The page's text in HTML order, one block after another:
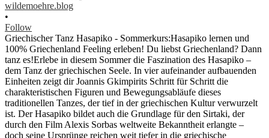
wildemoehre.blog
•
Follow
Griechischer Tanz Hasapiko - Sommerkurs:Hasapiko lernen und
100% Griechenland Feeling erleben! Du liebst Griechenland? Dann
tanz es!Erlebe in diesem Sommer die Faszination des Hasapiko –
dem Tanz der griechischen Seele. In vier aufeinander aufbauenden
Einheiten zeigt dir Joannis Gkimpirits Schritt für Schritt die
charakteristischen Figuren und Bewegungsabläufe dieses
traditionellen Tanzes, der tief in der griechischen Kultur verwurzelt
ist. Der Hasapiko bildet auch die Grundlage für den Sirtaki, der
durch den Film Alexis Sorbas weltweite Bekanntheit erlangte –
doch seine Ursprünge reichen weit tiefer in die griechische